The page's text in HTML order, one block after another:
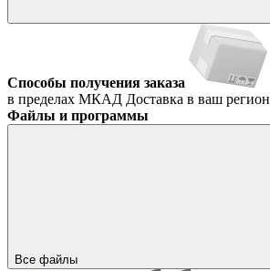
Способы получения заказа
в пределах МКАД Доставка в ваш регион
Файлы и программы
Все файлы